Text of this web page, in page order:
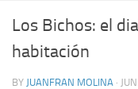
Los Bichos: el
habitación
BY JUANFRAN MOLINA ·